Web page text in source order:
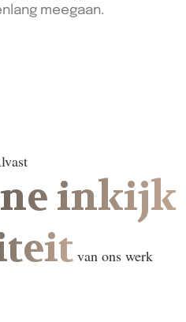
meegaan.
inkijk
van ons werk